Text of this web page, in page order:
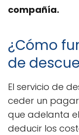
compañía.
¿Cómo
de
El servicio de
ceder un
que adelanta
deducir los